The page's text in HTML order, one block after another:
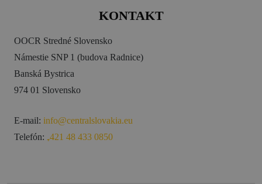
KONTAKT
OOCR Stredné Slovensko
Námestie SNP 1 (budova Radnice)
Banská Bystrica
974 01 Slovensko
E-mail: info@centralslovakia.eu
Telefón: ₊421 48 433 0850